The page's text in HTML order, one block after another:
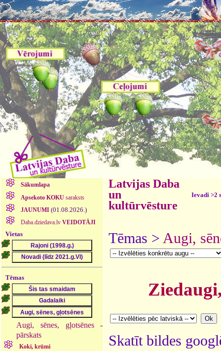
Sākumlapa
Apsekoto KOKUsaraksts
JAUNUMI (01.08.2026.)
Daba.dziedava.lv VEIDOTĀJI
Vietas
Tēmas
Augi, sēnes, gļotsēnes -
pārskats
Koki, krūmi
Latvijas Daba
un
kultūrvēsture
Ievadi >2
Tēmas > Augi,
Skatīt bildes